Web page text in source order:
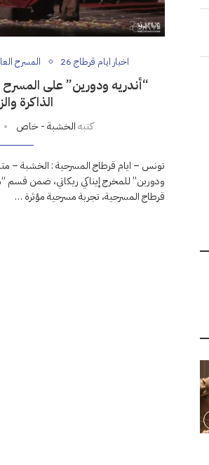
اخبار ايام قرطاج 26 المسرح
“أندريه ودورين” على
الذاكرة
كتبهالخشبة - خاص
تونس – ايام قرطاج المسرحية : الخشبة –
قرطاج المسرحية، تجربة مسرحية مؤثرة …